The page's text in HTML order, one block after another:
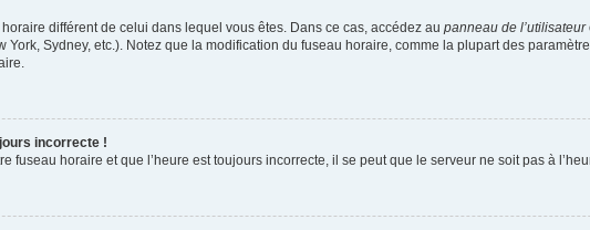
différent de celui dans lequel vous êtes. Dans ce cas, accédez au panneau de l’utilisateur
Sydney, etc.). Notez que la modification du fuseau horaire, comme la plupart des
incorrecte !
fuseau horaire et que l’heure est toujours incorrecte, il se peut que le serveur ne soit pas à